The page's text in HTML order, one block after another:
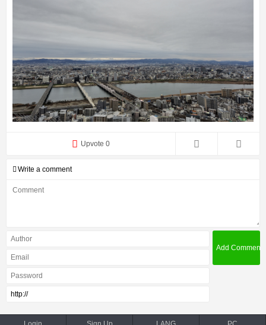
Upvote 0
Write a comment